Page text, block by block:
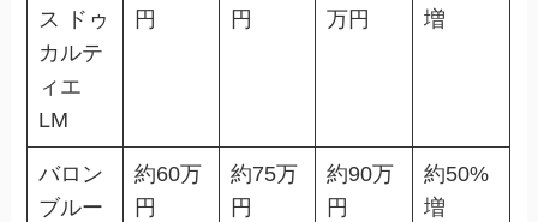
ス ドゥ
カルテ
ィエ
LM
円
円
万円
増
バロン
ブルー
約60万
円
約75万
円
約90万
円
約50%
増